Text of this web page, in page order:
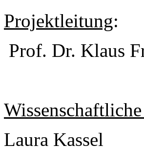
Projektleitung:
Prof. Dr. Klaus
Laura Kassel